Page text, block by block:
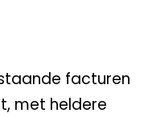
facturen
met heldere